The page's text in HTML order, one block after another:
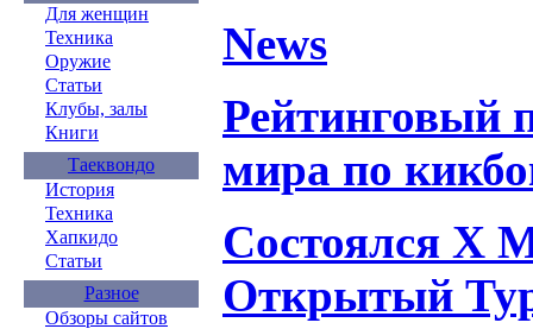
Для женщин
Техника
Оружие
Статьи
Клубы, залы
Книги
Таеквондо
История
Техника
Хапкидо
Статьи
Разное
Обзоры сайтов
News
Рейтинговый
мира по
Состоялся X
Открытый